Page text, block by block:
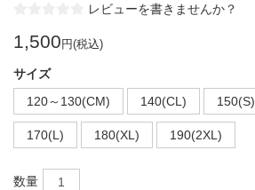
レビューを書きませんか？
1,500 円(税込)
サイズ
120～130(CM)
140(CL) 150(S)
170(L) 180(XL) 190(2XL)
数量